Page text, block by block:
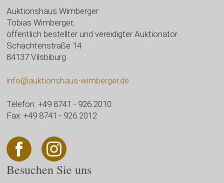
Auktionshaus Wimberger
Tobias Wimberger,
öffentlich bestellter und vereidigter Auktionator
Schachtenstraße 14
84137 Vilsbiburg
info@auktionshaus-wimberger.de
Telefon: +49 8741 - 926 2010
Fax: +49 8741 - 926 2012
Besuchen Sie uns